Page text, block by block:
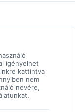
igényelhet
kattintva
nem
nevére,